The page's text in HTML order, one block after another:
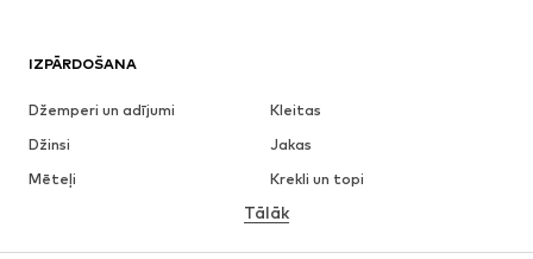
IZPĀRDOŠANA
Džemperi un adījumi
Kleitas
Džinsi
Jakas
Mēteļi
Krekli un topi
Apakšveļa
Tālāk